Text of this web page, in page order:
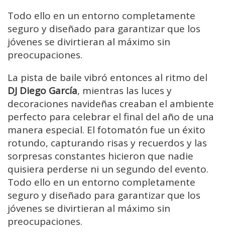
Todo ello en un entorno completamente
seguro y diseñado para garantizar que los
jóvenes se divirtieran al máximo sin
preocupaciones.​
La pista de baile vibró entonces al ritmo del
DJ Diego García, mientras las luces y
decoraciones navideñas creaban el ambiente
perfecto para celebrar el final del año de una
manera especial. El fotomatón fue un éxito
rotundo, capturando risas y recuerdos y las
sorpresas constantes hicieron que nadie
quisiera perderse ni un segundo del evento.
Todo ello en un entorno completamente
seguro y diseñado para garantizar que los
jóvenes se divirtieran al máximo sin
preocupaciones.